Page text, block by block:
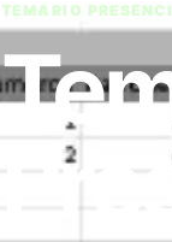
TEMARIO